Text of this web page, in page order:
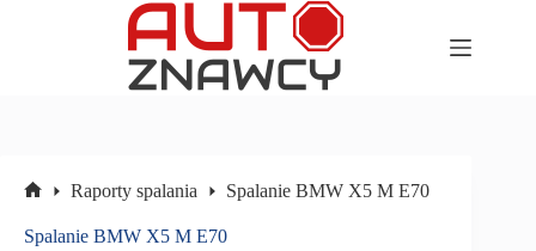
główna
Raporty spalania Spalanie BMW X5 M E70
Spalanie BMW X5 M E70